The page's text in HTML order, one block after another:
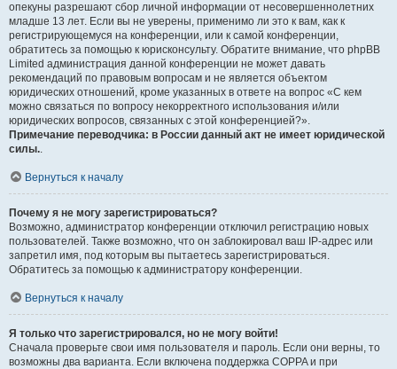
опекуны разрешают сбор личной информации от несовершеннолетних
младше 13 лет. Если вы не уверены, применимо ли это к вам, как к
регистрирующемуся на конференции, или к самой конференции,
обратитесь за помощью к юрисконсульту. Обратите внимание, что phpBB
Limited администрация данной конференции не может давать
рекомендаций по правовым вопросам и не является объектом
юридических отношений, кроме указанных в ответе на вопрос «С кем
можно связаться по вопросу некорректного использования и/или
юридических вопросов, связанных с этой конференцией?».
Примечание переводчика: в России данный акт не имеет юридической
силы..
Вернуться к началу
Почему я не могу зарегистрироваться?
Возможно, администратор конференции отключил регистрацию новых
пользователей. Также возможно, что он заблокировал ваш IP-адрес или
запретил имя, под которым вы пытаетесь зарегистрироваться.
Обратитесь за помощью к администратору конференции.
Вернуться к началу
Я только что зарегистрировался, но не могу войти!
Сначала проверьте свои имя пользователя и пароль. Если они верны, то
возможны два варианта. Если включена поддержка COPPA и при